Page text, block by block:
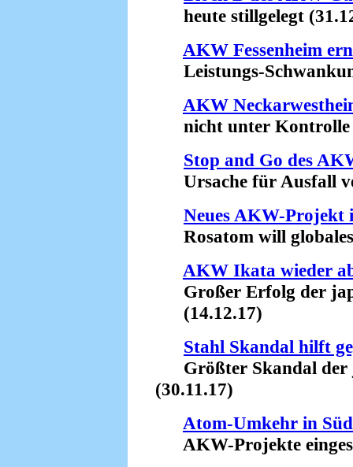
heute stillgelegt
AKW Fessenheim
Leistungs-
AKW
nicht unter Kontrolle
Stop and Go des
Ursache für Ausfall
Neues AKW-Projekt
Rosatom will globales
AKW Ikata wieder
Großer Erfolg der
(14.12.17)
Stahl Skandal hilft
Größter Skandal der
(30.11.17)
Atom-Umkehr in
AKW-Projekte